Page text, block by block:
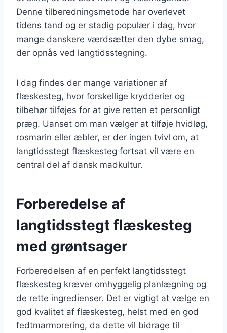
Denne tilberedningsmetode har overlevet
tidens tand og er stadig populær i dag, hvor
mange danskere værdsætter den dybe smag,
der opnås ved langtidsstegning.
I dag findes der mange variationer af
flæskesteg, hvor forskellige krydderier og
tilbehør tilføjes for at give retten et personligt
præg. Uanset om man vælger at tilføje hvidløg,
rosmarin eller æbler, er der ingen tvivl om, at
langtidsstegt flæskesteg fortsat vil være en
central del af dansk madkultur.
Forberedelse af
langtidsstegt flæskesteg
med grøntsager
Forberedelsen af en perfekt langtidsstegt
flæskesteg kræver omhyggelig planlægning og
de rette ingredienser. Det er vigtigt at vælge en
god kvalitet af flæskesteg, helst med en god
fedtmarmorering, da dette vil bidrage til